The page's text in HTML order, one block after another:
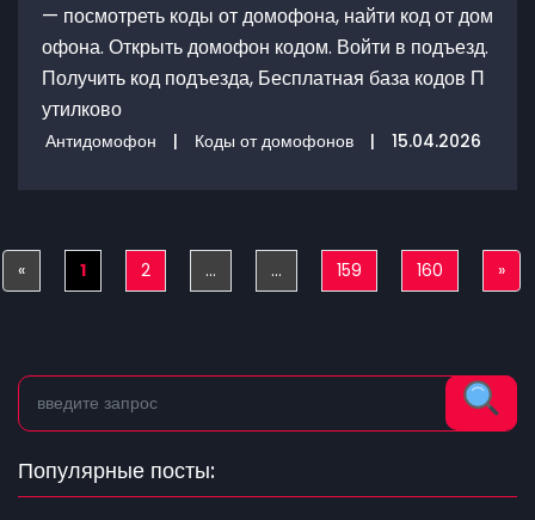
— посмотреть коды от домофона, найти код от дом
офона. Открыть домофон кодом. Войти в подъезд.
Получить код подъезда, Бесплатная база кодов П
утилково
Антидомофон | Коды от домофонов | 15.04.2026
« Previous
1 2 ... ... 159 160 »
Популярные посты: